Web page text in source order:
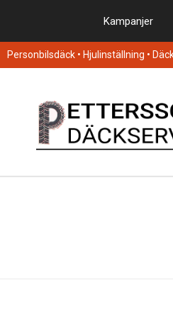
Kampanjer
Personbilsdäck • Hjulinställning •